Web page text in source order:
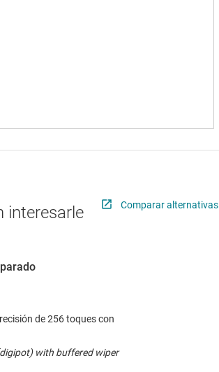
interesarle Comparar alternativas
de 256 toques con
with buffered wiper